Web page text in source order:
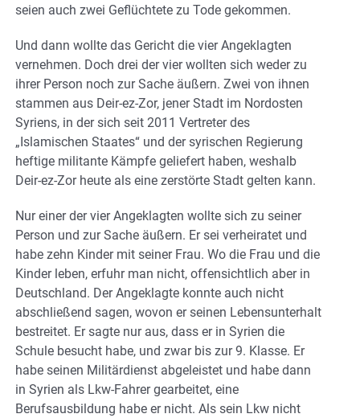
seien auch zwei Geflüchtete zu Tode gekommen.
Und dann wollte das Gericht die vier Angeklagten
vernehmen. Doch drei der vier wollten sich weder zu
ihrer Person noch zur Sache äußern. Zwei von ihnen
stammen aus Deir-ez-Zor, jener Stadt im Nordosten
Syriens, in der sich seit 2011 Vertreter des
„Islamischen Staates“ und der syrischen Regierung
heftige militante Kämpfe geliefert haben, weshalb
Deir-ez-Zor heute als eine zerstörte Stadt gelten kann.
Nur einer der vier Angeklagten wollte sich zu seiner
Person und zur Sache äußern. Er sei verheiratet und
habe zehn Kinder mit seiner Frau. Wo die Frau und die
Kinder leben, erfuhr man nicht, offensichtlich aber in
Deutschland. Der Angeklagte konnte auch nicht
abschließend sagen, wovon er seinen Lebensunterhalt
bestreitet. Er sagte nur aus, dass er in Syrien die
Schule besucht habe, und zwar bis zur 9. Klasse. Er
habe seinen Militärdienst abgeleistet und habe dann
in Syrien als Lkw-Fahrer gearbeitet, eine
Berufsausbildung habe er nicht. Als sein Lkw nicht